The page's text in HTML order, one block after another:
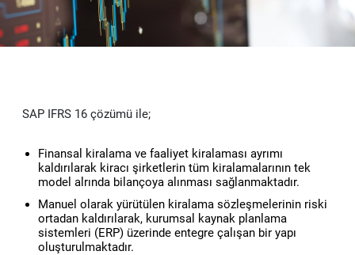
Haberler
Web Sitesi ve Portal Çözümleri
B2C-B2B E-Ticaret Yazılımları
SAP Müşteri Deneyimi (CX) Çözümleri: C/4HANA
SAP Teknoloji Çözümleri
SAP Destek Hizmetleri
IFRS 16
e-Şirket
e-Fatura
e-Arşiv
e-Defter
e-İrsaliye
Lisanslama Çözümleri
Autodesk Lisanslama
Microsoft Lisanslama
İşe Alım Danışmanlığı
Uçtan Uca İnsan Kaynakları Danışmanlığı
UiPath Robotik Süreç Otomasyonu
UiPath Robotik Süreç Otomasyonu (RPA)
Delicious - Gıda Sektörüne Özel SAP S/4HANA Çözümü
Me2C Commerce - SAP Hybris Accelerator
MainTask Mobil Bakım Onarım Uygulaması
BAŞARILARIMIZ
Güncel İş Fırsatlarımız
Değerlerimiz
İşe Alım
Eğitim ve Çalışan Deneyimi
SAP IFRS 16 çözümü ile;
Finansal kiralama ve faaliyet kiralaması ayrımı
kaldırılarak kiracı şirketlerin tüm kiralamalarının tek
model alrında bilançoya alınması sağlanmaktadır.
Manuel olarak yürütülen kiralama sözleşmelerinin riski
ortadan kaldırılarak, kurumsal kaynak planlama
sistemleri (ERP) üzerinde entegre çalışan bir yapı
oluşturulmaktadır.